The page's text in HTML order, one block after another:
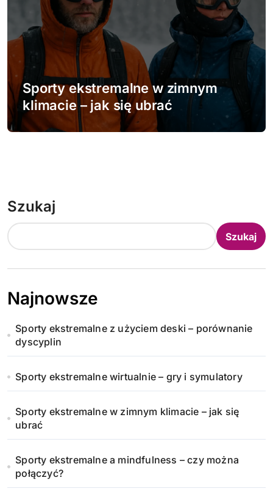
Sporty ekstremalne w zimnym
klimacie – jak się ubrać
Szukaj
Szukaj
Najnowsze
Sporty ekstremalne z użyciem deski – porównanie
dyscyplin
Sporty ekstremalne wirtualnie – gry i symulatory
Sporty ekstremalne w zimnym klimacie – jak się
ubrać
Sporty ekstremalne a mindfulness – czy można
połączyć?